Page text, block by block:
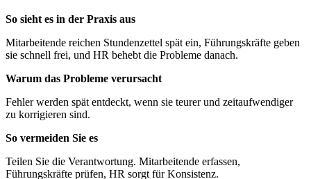
So sieht es in der Praxis aus
Mitarbeitende reichen Stundenzettel spät ein, Führungskräfte geben
sie schnell frei, und HR behebt die Probleme danach.
Warum das Probleme verursacht
Fehler werden spät entdeckt, wenn sie teurer und zeitaufwendiger
zu korrigieren sind.
So vermeiden Sie es
Teilen Sie die Verantwortung. Mitarbeitende erfassen,
Führungskräfte prüfen, HR sorgt für Konsistenz.